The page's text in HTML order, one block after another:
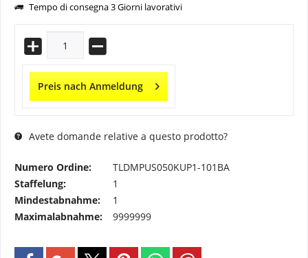
Tempo di consegna 3 Giorni lavorativi
Preis nach Anmeldung
Avete domande relative a questo prodotto?
Numero Ordine:
TLDMPUS050KUP1-101BA
Staffelung:
1
Mindestabnahme:
1
Maximalabnahme:
9999999